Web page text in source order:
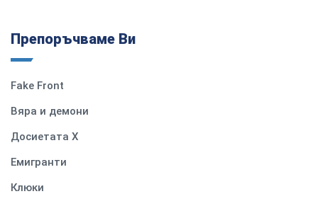
Препоръчваме Ви
Fake Front
Вяра и демони
Досиетата Х
Емигранти
Клюки